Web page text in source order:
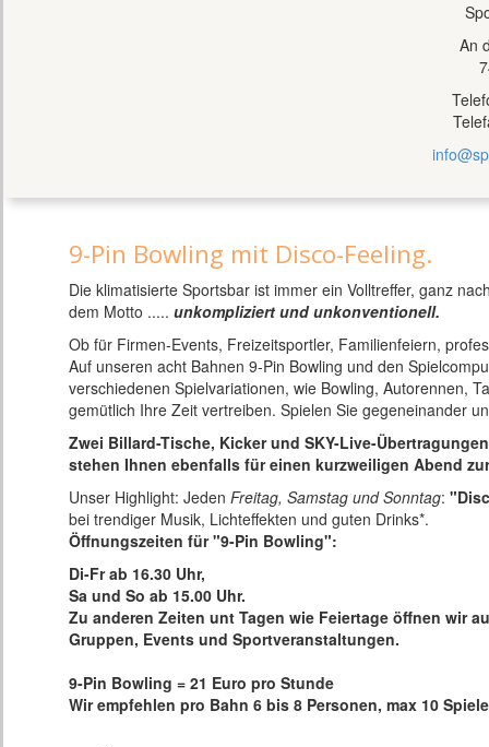
An
9-Pin Bowling mit Disco-Feeling.
Die klimatisierte Sportsbar ist immer ein Volltreffer, ganz
dem Motto ..... unkompliziert und unkonventionell.
Ob für Firmen-Events, Freizeitsportler, Familienfeiern,
Auf unseren acht Bahnen 9-Pin Bowling und den
verschiedenen Spielvariationen, wie Bowling, Autorennen,
gemütlich Ihre Zeit vertreiben. Spielen Sie gegeneinander
Zwei Billard-Tische, Kicker und SKY-Live-
stehen Ihnen ebenfalls für einen kurzweiligen Abend
Unser Highlight: Jeden Freitag, Samstag und Sonntag:
bei trendiger Musik, Lichteffekten und guten Drinks*.
Öffnungszeiten für "9-Pin Bowling":
Di-Fr ab 16.30 Uhr,
Sa und So ab 15.00 Uhr.
Zu anderen Zeiten unt Tagen wie Feiertage öffnen wir
Gruppen, Events und Sportveranstaltungen.
9-Pin Bowling = 21 Euro pro Stunde
Wir empfehlen pro Bahn 6 bis 8 Personen, max 10